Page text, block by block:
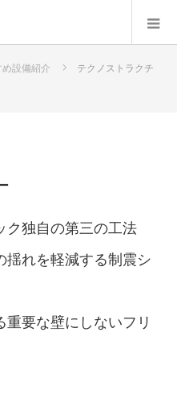
設備紹介
テクノストラクチ
ク独自の第三の工法
揺れを軽減する制震シ
要な壁にしないフリ